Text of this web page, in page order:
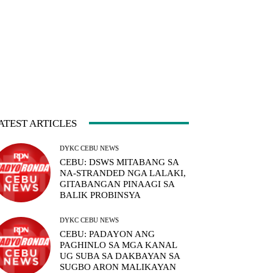
ARTICLES
DYKC CEBU NEWS
CEBU: DSWS MITABANG SA
NA-STRANDED NGA LALAKI,
GITABANGAN PINAAGI SA
BALIK PROBINSYA
DYKC CEBU NEWS
CEBU: PADAYON ANG
PAGHINLO SA MGA KANAL
UG SUBA SA DAKBAYAN SA
SUGBO ARON MALIKAYAN